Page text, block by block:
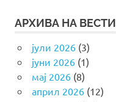
АРХИВА НА ВЕСТИ
јули 2026(3)
јуни 2026(1)
мај 2026(8)
април 2026(12)